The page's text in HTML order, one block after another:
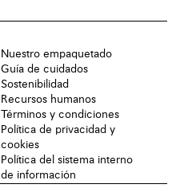
Nuestro empaquetado
Guía de cuidados
Sostenibilidad
Recursos humanos
Términos y condiciones
Política de privacidad y
cookies
Política del sistema interno
de información